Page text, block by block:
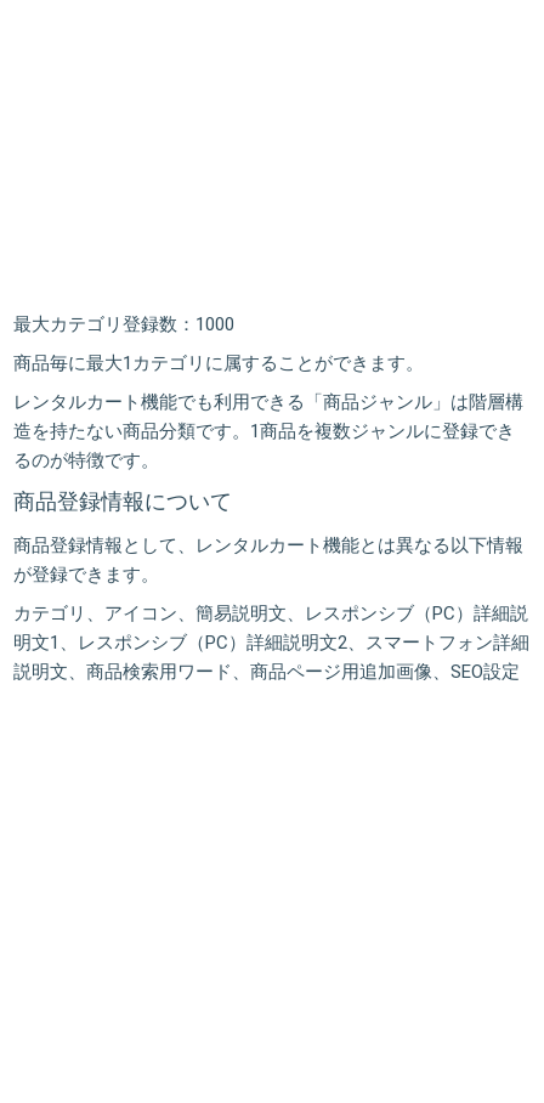
最大カテゴリ登録数：1000
商品毎に最大1カテゴリに属することができます。
レンタルカート機能でも利用できる「商品ジャンル」は階層構
造を持たない商品分類です。1商品を複数ジャンルに登録でき
るのが特徴です。
商品登録情報について
商品登録情報として、レンタルカート機能とは異なる以下情報
が登録できます。
カテゴリ、アイコン、簡易説明文、レスポンシブ（PC）詳細説
明文1、レスポンシブ（PC）詳細説明文2、スマートフォン詳細
説明文、商品検索用ワード、商品ページ用追加画像、SEO設定